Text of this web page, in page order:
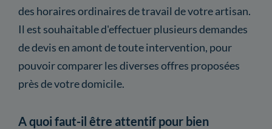
des horaires ordinaires de travail de votre artisan.
Il est souhaitable d'effectuer plusieurs demandes
de devis en amont de toute intervention, pour
pouvoir comparer les diverses offres proposées
près de votre domicile.
A quoi faut-il être attentif pour bien